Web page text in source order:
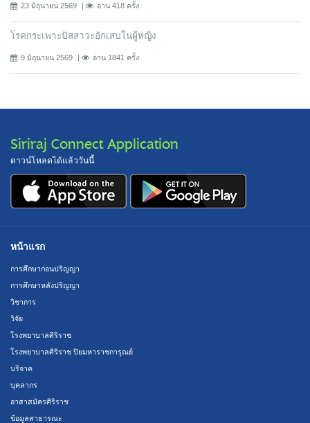
23 มิถุนายน 2569 อ่าน 418 ครั้ง
โรคกระเพาะปัสสาวะอักเสบในผู้หญิง
9 มิถุนายน 2569 อ่าน 1841 ครั้ง
Siriraj Connect Application
ดาวน์โหลดได้แล้ววันนี้
หน้าแรก
การศึกษาก่อนปริญญา
การศึกษาหลังปริญญา
วิชาการ
วิจัย
โรงพยาบาลศิริราช
โรงพยาบาลศิริราช ปิยมหาราชการุณย์
บริจาค
บุคลากร
อาสาสมัครศิริราช
ข้อมูลสาธารณะ